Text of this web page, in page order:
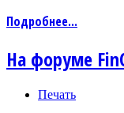
Подробнее...
На форуме
Печать